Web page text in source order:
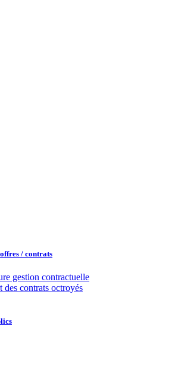
/ contrats​
gestion contractuelle
des contrats octroyés